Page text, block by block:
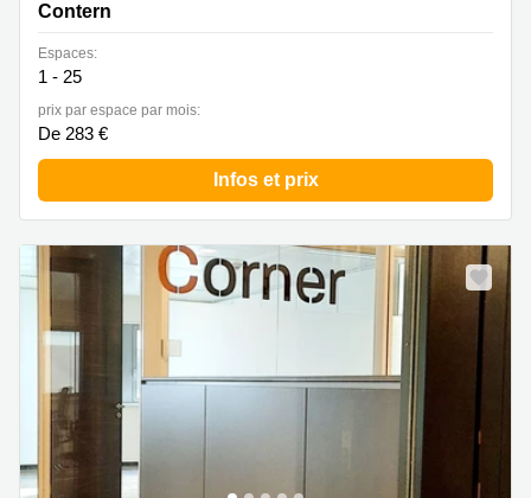
Luxembourg
Centres
d’affaires
Bertrange
Esch-
sur-
Alzette
Sandweiler
Contern
Espaces:
1 - 25
prix par espace par mois:
De 283 €
Infos et prix